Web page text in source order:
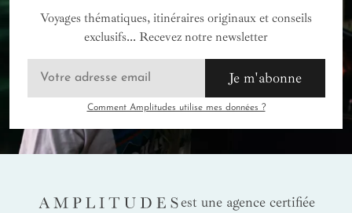
Voyages thématiques, itinéraires originaux et conseils
exclusifs... Recevez notre newsletter
Je m'abonne
Comment Amplitudes utilise mes données ?
AMPLITUDES
est une agence certifiée